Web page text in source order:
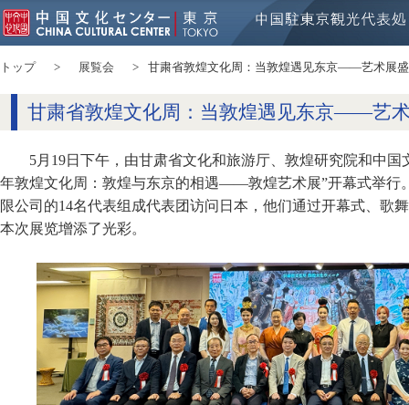
トップ 展覧会 甘粛省敦煌文化周：当敦煌遇见东京——艺术展
甘粛省敦煌文化周：当敦煌遇见东京——艺
5月19日下午，由甘肃省文化和旅游厅、敦煌研究院和中
年敦煌文化周：敦煌与东京的相遇——敦煌艺术展”开幕式举行
限公司的14名代表组成代表团访问日本，他们通过开幕式、歌
本次展览增添了光彩。